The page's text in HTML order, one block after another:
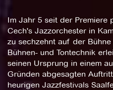
Im Jahr 5 seit der Premiere
Cech's Jazzorchester in
zu sechzehnt auf der
Bühnen- und Tontechnik
seinen Ursprung in einem
Gründen abgesagten
heurigen Jazzfestivals